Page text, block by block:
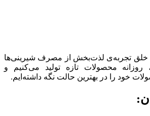
خلق تجربه‌ی لذت‌بخش از مصرف شیرینی‌ها
محصولات تازه تولید می‌کنیم و
خود را در بهترین حالت نگه داشته‌ایم.